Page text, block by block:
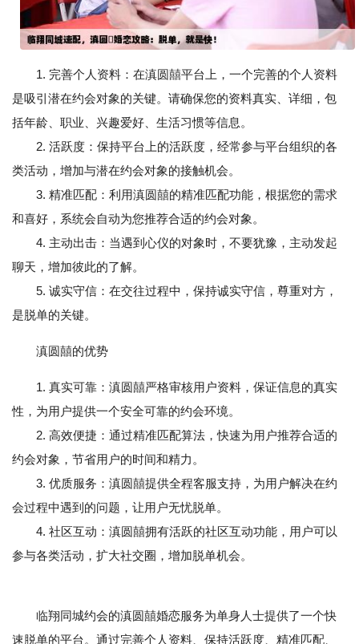
1. 完善个人资料：在滇圆囍平台上，一个完善的个人资料
是吸引潜在约会对象的关键。请确保您的资料真实、详细，包
括年龄、职业、兴趣爱好、生活习惯等信息。
2. 活跃度：保持平台上的活跃度，经常参与平台组织的各
类活动，增加与潜在约会对象的接触机会。
3. 精准匹配：利用滇圆囍的精准匹配功能，根据您的需求
和喜好，系统会自动为您推荐合适的约会对象。
4. 主动出击：当遇到心仪的对象时，不要犹豫，主动发起
聊天，增加彼此的了解。
5. 诚实守信：在交往过程中，保持诚实守信，尊重对方，
是脱单的关键。
滇圆囍的优势
1. 真实可靠：滇圆囍严格审核用户资料，保证信息的真实
性，为用户提供一个安全可靠的约会环境。
2. 高效便捷：通过精准匹配算法，快速为用户推荐合适的
约会对象，节省用户的时间和精力。
3. 优质服务：滇圆囍提供全程客服支持，为用户解决在约
会过程中遇到的问题，让用户无忧脱单。
4. 社区互动：滇圆囍拥有活跃的社区互动功能，用户可以
参与各类活动，扩大社交圈，增加脱单机会。
临翔同城约会的滇圆囍婚恋服务为单身人士提供了一个快
速脱单的平台。通过完善个人资料、保持活跃度、精准匹配、